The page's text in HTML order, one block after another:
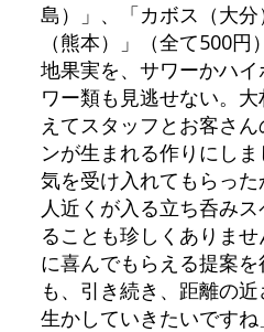
島）」、「カボス（大
（熊本）」（全て500
地果実を、サワーかハ
ワー類も見逃せない。
えてスタッフとお客さ
ンが生まれる作りにし
気を受け入れてもらっ
人近くが入る立ち呑み
ることも珍しくありま
に喜んでもらえる提案
も、引き続き、距離の
生かしていきたいですね